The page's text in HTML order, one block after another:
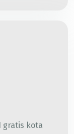
gratis kota